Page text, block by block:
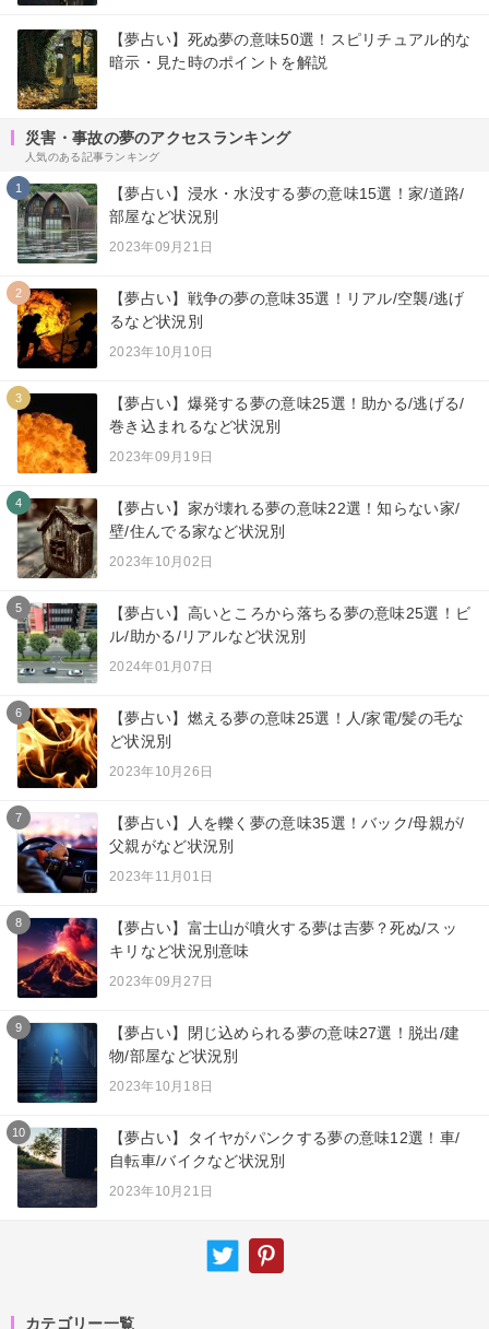
【夢占い】死ぬ夢の意味50選！スピリチュアル的な
暗示・見た時のポイントを解説
災害・事故の夢のアクセスランキング
人気のある記事ランキング
1
【夢占い】浸水・水没する夢の意味15選！家/道路/
部屋など状況別
2023年09月21日
2
【夢占い】戦争の夢の意味35選！リアル/空襲/逃げ
るなど状況別
2023年10月10日
3
【夢占い】爆発する夢の意味25選！助かる/逃げる/
巻き込まれるなど状況別
2023年09月19日
4
【夢占い】家が壊れる夢の意味22選！知らない家/
壁/住んでる家など状況別
2023年10月02日
5
【夢占い】高いところから落ちる夢の意味25選！ビ
ル/助かる/リアルなど状況別
2024年01月07日
6
【夢占い】燃える夢の意味25選！人/家電/髪の毛な
ど状況別
2023年10月26日
7
【夢占い】人を轢く夢の意味35選！バック/母親が/
父親がなど状況別
2023年11月01日
8
【夢占い】富士山が噴火する夢は吉夢？死ぬ/スッ
キリなど状況別意味
2023年09月27日
9
【夢占い】閉じ込められる夢の意味27選！脱出/建
物/部屋など状況別
2023年10月18日
10
【夢占い】タイヤがパンクする夢の意味12選！車/
自転車/バイクなど状況別
2023年10月21日
カテゴリー一覧